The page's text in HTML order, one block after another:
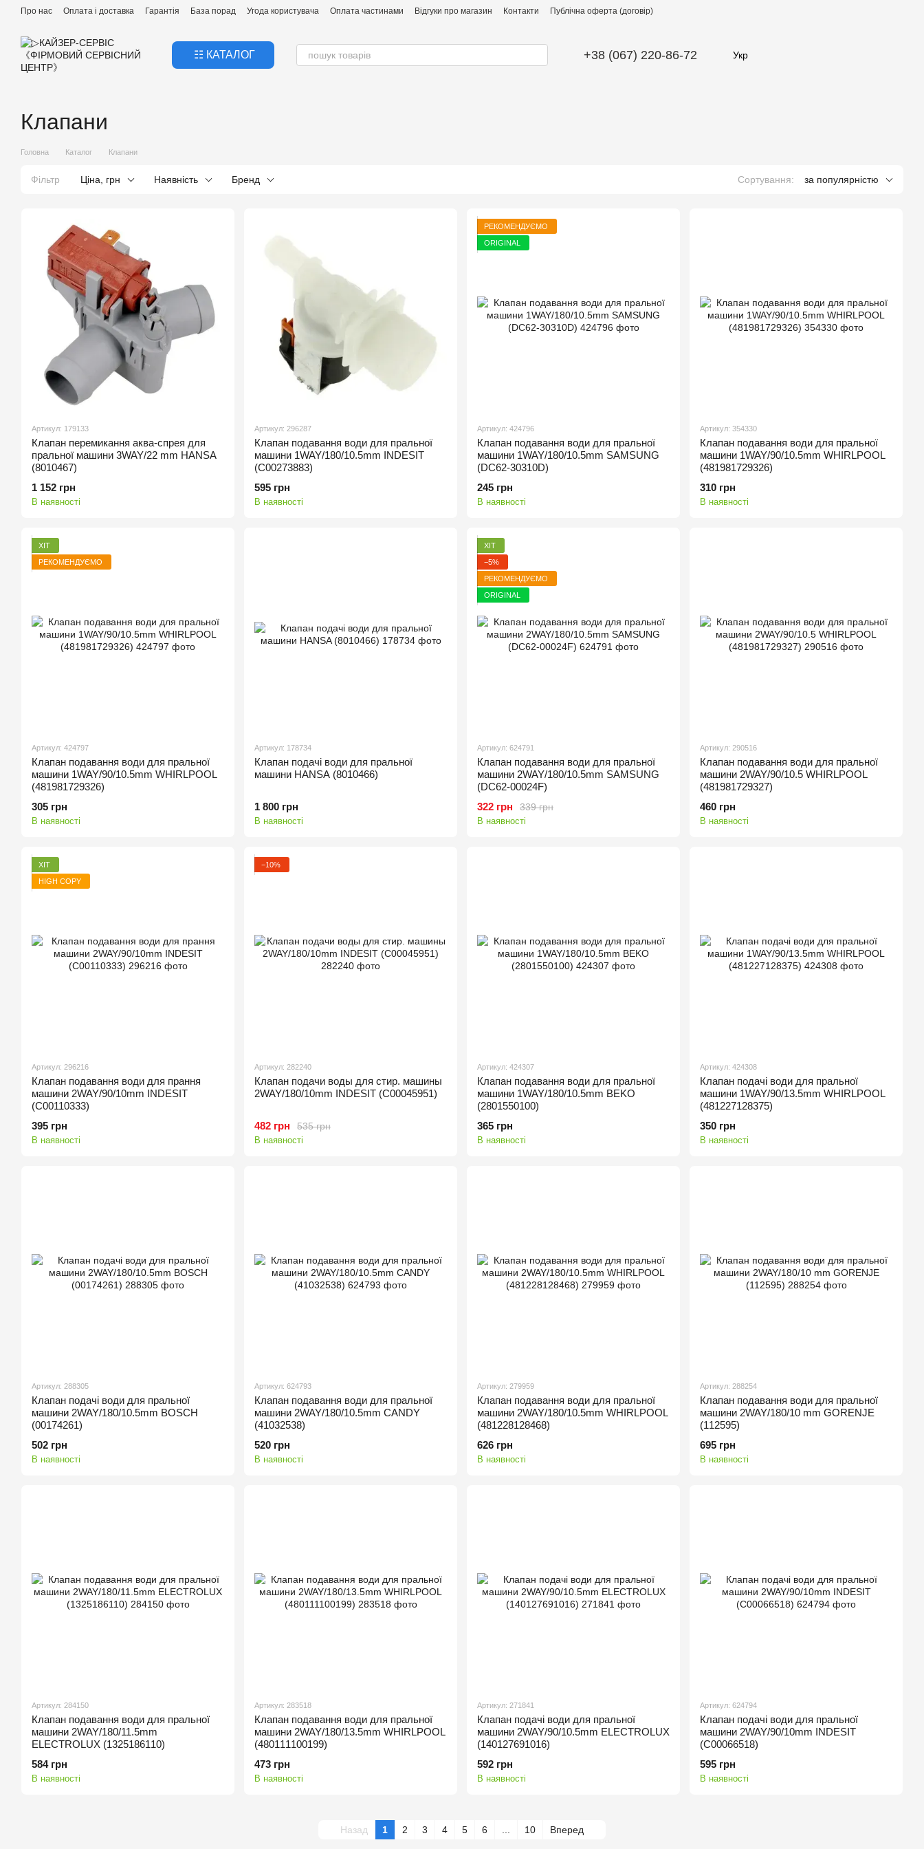
Перейти к основному контенту
Про нас Оплата і доставка Гарантія База порад Угода користувача Оплата частинами Відгуки про магазин Контакти Публічна оферта (договір)
☷ КАТАЛОГ +38 (067) 220-86-72 Укр
Клапани
Головна Каталог Клапани
Фільтр Ціна, грн Наявність Бренд Сортування: за популярністю
Артикул: 179133
Клапан перемикання аква-спрея для
пральної машини 3WAY/22 mm HANSA
(8010467)
1 152 грн
В наявності
Артикул: 296287
Клапан подавання води для пральної
машини 1WAY/180/10.5mm INDESIT
(C00273883)
595 грн
В наявності
РЕКОМЕНДУЄМО
ORIGINAL
Артикул: 424796
Клапан подавання води для пральної
машини 1WAY/180/10.5mm SAMSUNG
(DC62-30310D)
245 грн
В наявності
Артикул: 354330
Клапан подавання води для пральної
машини 1WAY/90/10.5mm WHIRLPOOL
(481981729326)
310 грн
В наявності
ХІТ
РЕКОМЕНДУЄМО
Артикул: 424797
Клапан подавання води для пральної
машини 1WAY/90/10.5mm WHIRLPOOL
(481981729326)
305 грн
В наявності
Артикул: 178734
Клапан подачі води для пральної
машини HANSA (8010466)
1 800 грн
В наявності
ХІТ
−5%
РЕКОМЕНДУЄМО
ORIGINAL
Артикул: 624791
Клапан подавання води для пральної
машини 2WAY/180/10.5mm SAMSUNG
(DC62-00024F)
339 грн
322 грн
В наявності
Артикул: 290516
Клапан подавання води для пральної
машини 2WAY/90/10.5 WHIRLPOOL
(481981729327)
460 грн
В наявності
ХІТ
HIGH COPY
Артикул: 296216
Клапан подавання води для прання
машини 2WAY/90/10mm INDESIT
(C00110333)
395 грн
В наявності
−10%
Артикул: 282240
Клапан подачи воды для стир. машины
2WAY/180/10mm INDESIT (C00045951)
535 грн
482 грн
В наявності
Артикул: 424307
Клапан подавання води для пральної
машини 1WAY/180/10.5mm BEKO
(2801550100)
365 грн
В наявності
Артикул: 424308
Клапан подачі води для пральної
машини 1WAY/90/13.5mm WHIRLPOOL
(481227128375)
350 грн
В наявності
Артикул: 288305
Клапан подачі води для пральної
машини 2WAY/180/10.5mm BOSCH
(00174261)
502 грн
В наявності
Артикул: 624793
Клапан подавання води для пральної
машини 2WAY/180/10.5mm CANDY
(41032538)
520 грн
В наявності
Артикул: 279959
Клапан подавання води для пральної
машини 2WAY/180/10.5mm WHIRLPOOL
(481228128468)
626 грн
В наявності
Артикул: 288254
Клапан подавання води для пральної
машини 2WAY/180/10 mm GORENJE
(112595)
695 грн
В наявності
Артикул: 284150
Клапан подавання води для пральної
машини 2WAY/180/11.5mm
ELECTROLUX (1325186110)
584 грн
В наявності
Артикул: 283518
Клапан подавання води для пральної
машини 2WAY/180/13.5mm WHIRLPOOL
(480111100199)
473 грн
В наявності
Артикул: 271841
Клапан подачі води для пральної
машини 2WAY/90/10.5mm ELECTROLUX
(140127691016)
592 грн
В наявності
Артикул: 624794
Клапан подачі води для пральної
машини 2WAY/90/10mm INDESIT
(C00066518)
595 грн
В наявності
Назад 1 2 3 4 5 6 10 Вперед